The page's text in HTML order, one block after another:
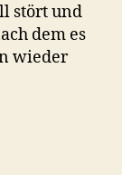
stört und
dem es
wieder